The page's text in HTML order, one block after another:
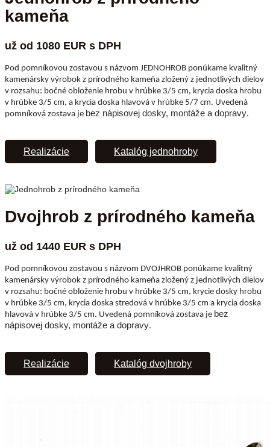
kameňa
už od 1080 EUR s DPH
Pod pomníkovou zostavou s názvom JEDNOHROB ponúkame kvalitný
kamenársky výrobok z prírodného kameňa zložený z jednotlivých dielov
v rozsahu: bočné obloženie hrobu v hrúbke 3/5 cm, krycia doska hrobu
v hrúbke 3/5 cm, a krycia doska hlavová v hrúbke 5/7 cm. Uvedená
pomníková zostava je bez nápisovej dosky, montáže a dopravy.
Realizácie Katalóg jednohroby
Dvojhrob z prírodného kameňa
už od 1440 EUR s DPH
Pod pomníkovou zostavou s názvom DVOJHROB ponúkame kvalitný
kamenársky výrobok z prírodného kameňa zložený z jednotlivých dielov
v rozsahu: bočné obloženie hrobu v hrúbke 3/5 cm, krycie dosky hrobu
v hrúbke 3/5 cm, krycia doska stredová v hrúbke 3/5 cm a krycia doska
hlavová v hrúbke 3/5 cm. Uvedená pomníková zostava je bez
nápisovej dosky, montáže a dopravy.
Realizácie Katalóg dvojhroby